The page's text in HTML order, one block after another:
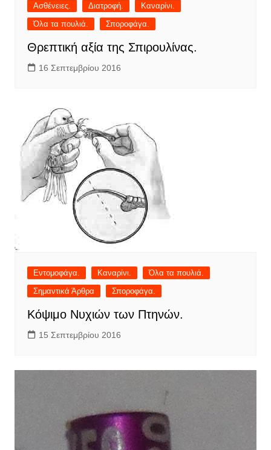
Ασθένειες. Διατροφή.
Καναρίνι.
Όλα τα πουλιά.
Σποροφάγα.
Θρεπτική αξία της Σπιρουλίνας.
16 Σεπτεμβρίου 2016
Εντομοφάγα. Καναρίνι.
Όλα τα πουλιά.
Σημαντικά Άρθρα
Σποροφάγα.
Κόψιμο Νυχιών των Πτηνών.
15 Σεπτεμβρίου 2016